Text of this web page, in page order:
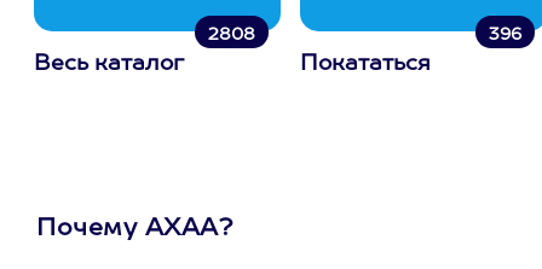
2808
Весь каталог
396
Покататься
Почему АХАА?